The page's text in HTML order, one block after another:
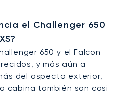
el Challenger 650
650 y el Falcon
y más aún a
del aspecto exterior,
cabina también son casi